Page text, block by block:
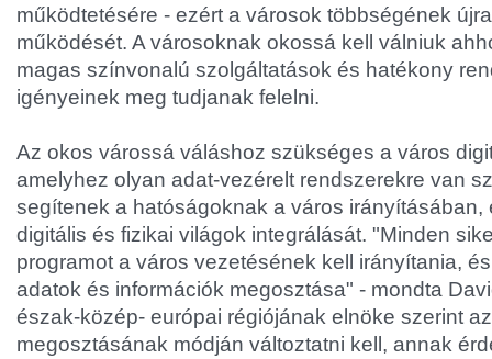
működtetésére - ezért a városok többségének
működését. A városoknak okossá kell válniuk
magas színvonalú szolgáltatások és hatékony
igényeinek meg tudjanak felelni.
Az okos várossá váláshoz szükséges a város
amelyhez olyan adat-vezérelt rendszerekre van
segítenek a hatóságoknak a város irányításában,
digitális és fizikai világok integrálását. "Minden
programot a város vezetésének kell irányítania,
adatok és információk megosztása" - mondta
észak-közép- európai régiójának elnöke szerint
megosztásának módján változtatni kell, annak